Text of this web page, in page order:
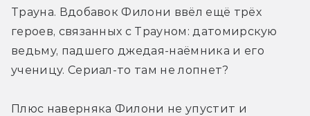
Трауна. Вдобавок Филони ввёл ещё трёх
героев, связанных с Трауном: датомирскую
ведьму, падшего джедая-наёмника и его
ученицу. Сериал-то там не лопнет?
Плюс наверняка Филони не упустит и